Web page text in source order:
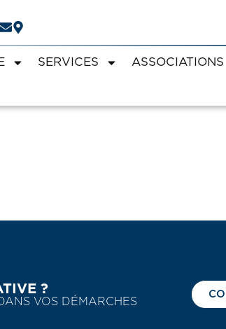
SERVICES ASSOCIATIONS
?
VOS DÉMARCHES